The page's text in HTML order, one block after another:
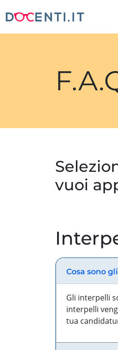
vuoi
Cosa sono
Gli interpelli
interpelli
tua